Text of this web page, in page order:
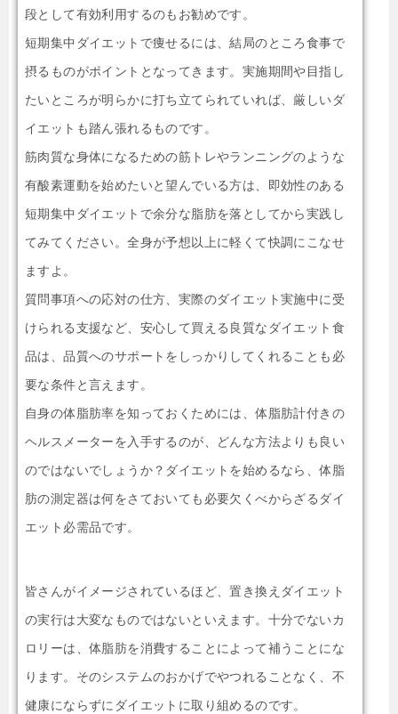
段として有効利用するのもお勧めです。
短期集中ダイエットで痩せるには、結局のところ食事で
摂るものがポイントとなってきます。実施期間や目指し
たいところが明らかに打ち立てられていれば、厳しいダ
イエットも踏ん張れるものです。
筋肉質な身体になるための筋トレやランニングのような
有酸素運動を始めたいと望んでいる方は、即効性のある
短期集中ダイエットで余分な脂肪を落としてから実践し
てみてください。全身が予想以上に軽くて快調にこなせ
ますよ。
質問事項への応対の仕方、実際のダイエット実施中に受
けられる支援など、安心して買える良質なダイエット食
品は、品質へのサポートをしっかりしてくれることも必
要な条件と言えます。
自身の体脂肪率を知っておくためには、体脂肪計付きの
ヘルスメーターを入手するのが、どんな方法よりも良い
のではないでしょうか？ダイエットを始めるなら、体脂
肪の測定器は何をさておいても必要欠くべからざるダイ
エット必需品です。
皆さんがイメージされているほど、置き換えダイエット
の実行は大変なものではないといえます。十分でないカ
ロリーは、体脂肪を消費することによって補うことにな
ります。そのシステムのおかげでやつれることなく、不
健康にならずにダイエットに取り組めるのです。